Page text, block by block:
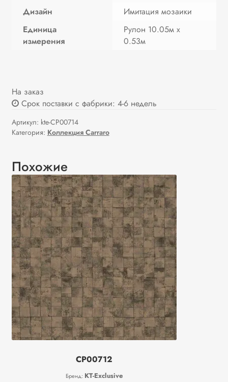
На заказ
Срок поставки с фабрики: 4-6 недель
Артикул: kte-CP00714
Категория: Коллекция Carraro
Дизайн
Имитация мoзаики
Единица
измерения
Рулон 10.05м х
0.53м
Похожие
CP00712
Бренд: KT-Exclusive